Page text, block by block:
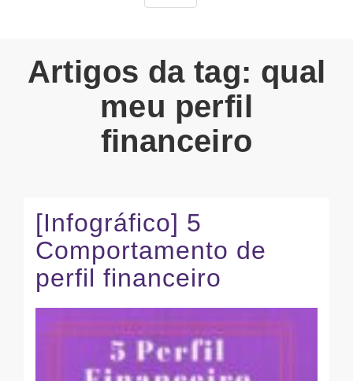
Artigos da tag: qual
meu perfil
financeiro
[Infográfico] 5
Comportamento de
perfil financeiro